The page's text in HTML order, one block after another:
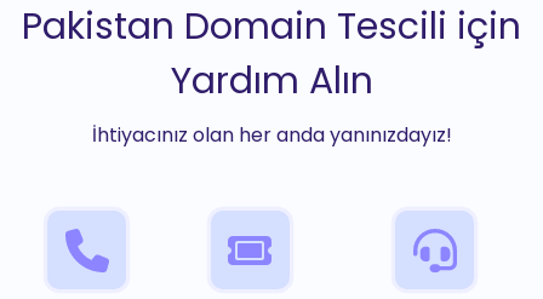
Pakistan Domain Tescili için
Yardım Alın
İhtiyacınız olan her anda yanınızdayız!